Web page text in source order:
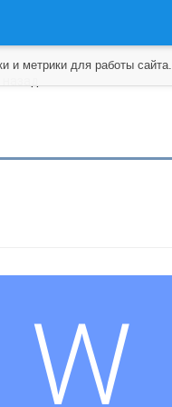
и метрики для работы сайта.